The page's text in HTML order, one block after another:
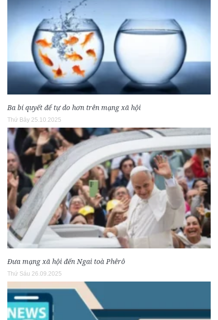
Ba bí quyết để tự do hơn trên mạng xã hội
Thứ Bảy 25.10.2025
Đưa mạng xã hội đến Ngai toà Phêrô
Thứ Sáu 26.09.2025